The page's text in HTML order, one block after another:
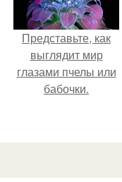
Представьте, как
выглядит мир
глазами пчелы или
бабочки.